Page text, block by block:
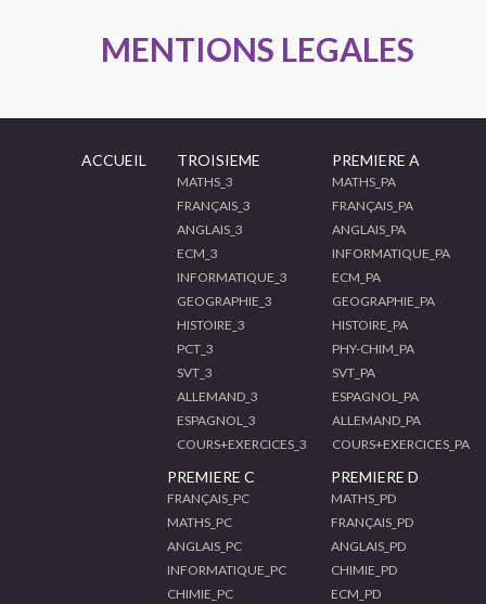
MENTIONS LEGALES
ACCUEIL TROISIEME
MATHS_3
FRANÇAIS_3
ANGLAIS_3
ECM_3
INFORMATIQUE_3
GEOGRAPHIE_3
HISTOIRE_3
PCT_3
SVT_3
ALLEMAND_3
ESPAGNOL_3
COURS+EXERCICES_3
PREMIERE A
MATHS_PA
FRANÇAIS_PA
ANGLAIS_PA
INFORMATIQUE_PA
ECM_PA
GEOGRAPHIE_PA
HISTOIRE_PA
PHY-CHIM_PA
SVT_PA
ESPAGNOL_PA
ALLEMAND_PA
COURS+EXERCICES_PA
PREMIERE C
FRANÇAIS_PC
MATHS_PC
ANGLAIS_PC
INFORMATIQUE_PC
CHIMIE_PC
PREMIERE D
MATHS_PD
FRANÇAIS_PD
ANGLAIS_PD
CHIMIE_PD
ECM_PD